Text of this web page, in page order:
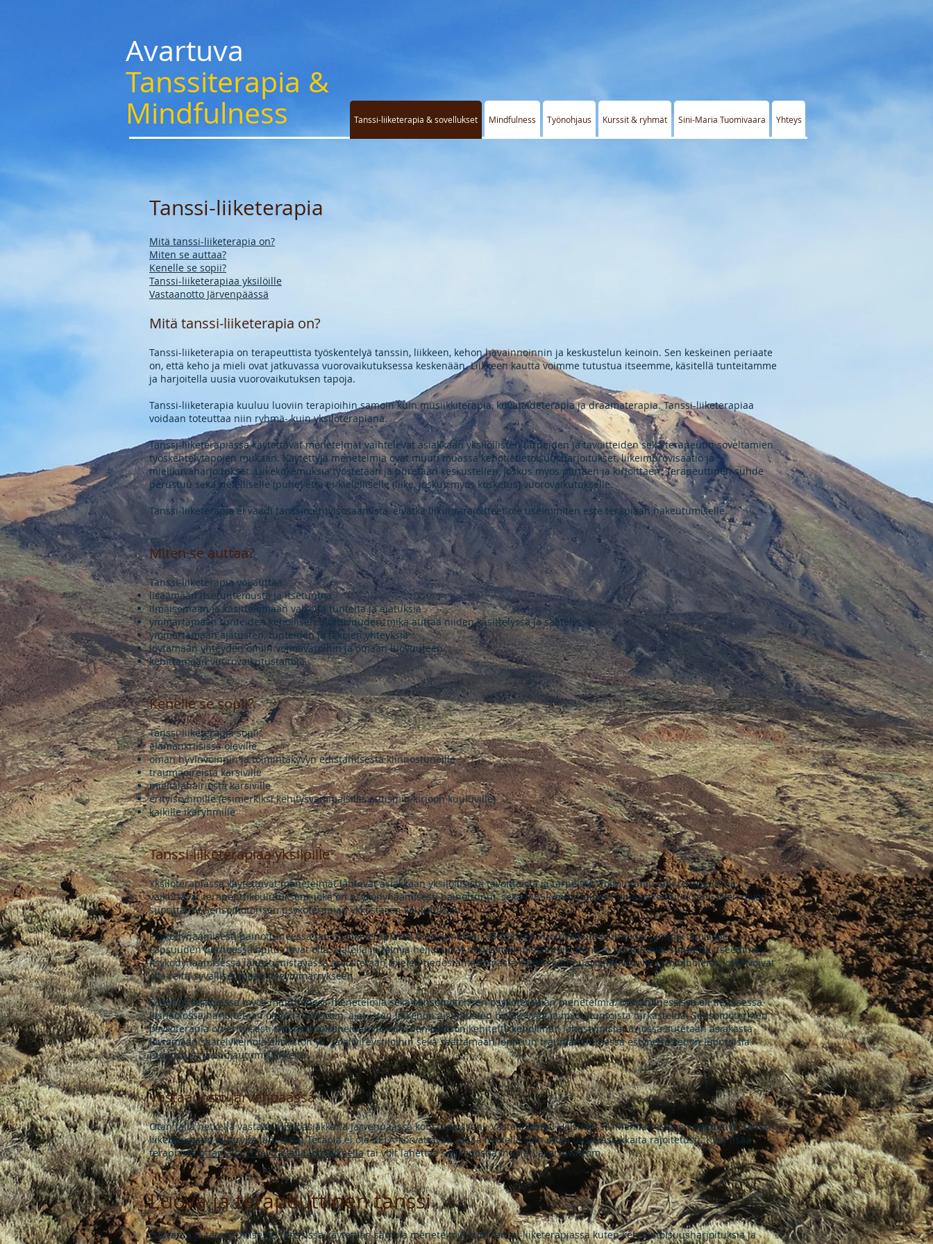
Tanssi-liiketerapia & sovellukset Mindfulness Työnohjaus Kurssit & ryhmät Sini-Maria Tuomivaara Yhteys
Avartuva
Tanssiterapia &
Mindfulness
Tanssi-liiketerapia
Mitä tanssi-liiketerapia on?
Miten se auttaa?
Kenelle se sopii?
Tanssi-liiketerapiaa yksilöille
Vastaanotto Järvenpäässä
Mitä tanssi-liiketerapia on?
Tanssi-liiketerapia on terapeuttista työskentelyä tanssin, liikkeen, kehon havainnoinnin ja keskustelun keinoin. Sen keskeinen periaate
on, että keho ja mieli ovat jatkuvassa vuorovaikutuksessa keskenään. Liikkeen kautta voimme tutustua itseemme, käsitellä tunteitamme
ja harjoitella uusia vuorovaikutuksen tapoja.
Tanssi-liiketerapia kuuluu luoviin terapioihin samoin kuin musiikkiterapia, kuvataideterapia ja draamaterapia. Tanssi-liiketerapiaa
voidaan toteuttaa niin ryhmä- kuin yksilöterapiana.
Tanssi-liiketerapiassa käytettävät menetelmät vaihtelevat asiakkaan yksilöllisten tarpeiden ja tavoitteiden sekä terapeutin soveltamien
työskentelytapojen mukaan. Käytettyjä menetelmiä ovat muun muassa kehotietietoisuusharjoitukset, liikeimprovisaatio ja
mielikuvaharjoitukset. Liikekokemuksia työstetään ja puretaan keskustellen, joskus myös piirtäen ja kirjoittaen. Terapeuttinen suhde
perustuu sekä kielelliselle (puhe) että ei-kielelliselle (liike, joskus myös kosketus) vuorovaikutukselle.
Tanssi-liiketerapia ei vaadi tanssin erityisosaamista, eivätkä liikuntarajoitteet ole useimmiten este terapiaan hakeutumiselle.
Miten se auttaa?
Tanssi-liiketerapia voi auttaa:
lisäämään itsetuntemusta ja itsetuntoa
ilmaisemaan ja käsittelemään vaikeita tunteita ja ajatuksia
ymmärtämään tunteiden kehollisen ulottuvuuden, mikä auttaa niiden käsittelyssä ja säätelyssä
ymmärtämään ajatusten, tunteiden ja tekojen yhteyksiä
löytämään yhteyden omiin voimavaroihin ja omaan luovuuteen
kehittämään vuorovaikutustaitoja
Kenelle se sopii?
Tanssi-liiketerapia sopii:
elämänkriisissä oleville
oman hyvinvoinnin ja toimintakyvyn edistämisestä kiinnostuneille
traumaoireista kärsiville
mielialahäiriöstä kärsiville
erityisryhmille (esimerkiksi kehitysvammaisille, autismin kirjoon kuuluville)
kaikille ikäryhmille
Tanssi-liiketerapiaa yksilöille
Yksilöterapiassa käytettävät menetelmät lähtevät asiakkaan yksilöllisistä tavoitteista ja tarpeista. Toimintatapaani terapeuttina
vaikuttavat terapeuttikoulutukseni, joka on psykodynaamisesti painottunut, sekä MBSR/mindfulness-ohjaajakoulutukseni. Olen myös
suorittanut Sensomotorisen psykoterapian ykköstason koulutuksen.
Psykodynaamisesti painottuneessa tanssi-liiketerapiassa tilaa annetaan varhaisten vuorovaikutussuhteiden ymmärtämiselle.
Lapsuuden perheessä opitut tavat olla, ajatella ja toimia heijastuvat nykyisiin ihmissuhteisiimme ja määrittävät suhdetta itseemme.
Psykodynaamisessa lähestymistavassa arvostetaan mielen tiedostamattomasta osasta kumpuavia mielikuvia ja symboleita, jotka voivat
olla reitti syvällisempään itseymmärrykseen.
Sovellan terapiassa myös mindfulness-menetelmiä sekä sensomotorisen psykoterapian menetelmiä. Mindfulnessissa eli tietoisessa
läsnäolossa harjoitetaan omien tunteiden, ajatusten ja kehon aistimusten hyväksyvää ja myötätuntoista tarkastelua. Sensomotorinen
psykoterapia on erityisesti traumatisoituneiden henkilöiden hoitoon kehitetty kehollinen lähestymistapa, jossa autetaan asiakasta
löytämään säätelykeinoja elimistön yli- ja alivireystiloihin sekä saattamaan loppuun traumatilanteessa estyneitä kehon luontaisia
puolustus- ja suojautumisliikkeitä.
Vastaanotto Järvenpäässä
Otan tällä hetkellä vastaan yksilöasiakkaita Järvenpäässä kotistudiossani. Vastaanottoni Helsingissä, Mehiläisessä on päättynyt. Tanssi-
liiketerapiaan ei tarvita lähetettä. Terapia ei ole KELA-korvattavaa. Tällä hetkellä voin ottaa uusia asiakkaita rajoitetusti. Kysy lisää
terapiastaottamalla yhteyttä tällä lomakkeellatai voit lähettää sähköpostia info (at) avartuva.com.
Luova ja terapeuttinen tanssi
Luovassa ja terapeuttisessa tanssissa käytetään samoja menetelmiä kuin tanssi-liiketerapiassa kuten kehotietoisuusharjoituksia ja